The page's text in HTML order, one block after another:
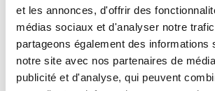
et les annonces, d'offrir des
médias sociaux et d'analyser notre
partageons également des informations
notre site avec nos partenaires de
publicité et d'analyse, qui peuvent